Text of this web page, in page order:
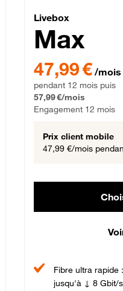
12 mois
Livebox
Livebox
Max
47,99 € par mois
47,99 € /mois
pendant 12 mois puis
57,99 €/mois
Engagement 12 mois
Prix client mobile
47,99 €/mois
Fibre ultra rapide :
jusqu'à ↓ 8 Gbit/